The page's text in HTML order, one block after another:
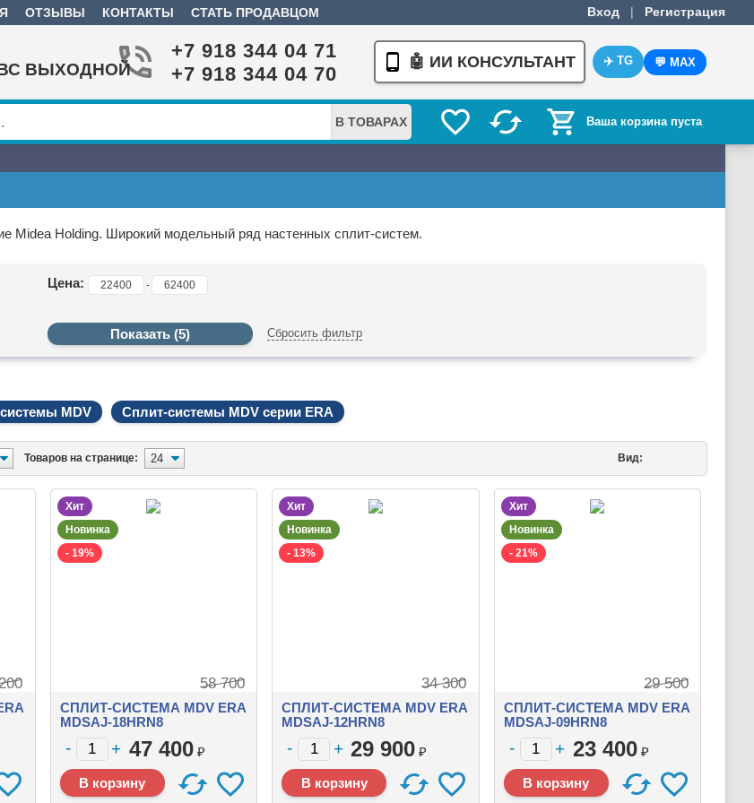
ОТЗЫВЫ КОНТАКТЫ СТАТЬ ПРОДАВЦОМ Вход | Регистрация
ВС ВЫХОДНОЙ
+7 918 344 04 71
+7 918 344 04 70
🤖 ИИ КОНСУЛЬТАНТ ✈️ TG 💬 MAX
Ваша корзина пуста
В ТОВАРАХ
Midea Holding. Широкий модельный ряд настенных сплит-систем.
Цена: -
Сбросить фильтр
MDV Сплит-системы MDV серии ERA
Товаров на странице: Вид:
Хит
Новинка
- 19%
СПЛИТ-СИСТЕМА MDV ERA
MDSAJ-18HRN8
58 700
47 400 ₽
Хит
Новинка
- 13%
СПЛИТ-СИСТЕМА MDV ERA
MDSAJ-12HRN8
34 300
29 900 ₽
Хит
Новинка
- 21%
СПЛИТ-СИСТЕМА MDV ERA
MDSAJ-09HRN8
29 500
23 400 ₽